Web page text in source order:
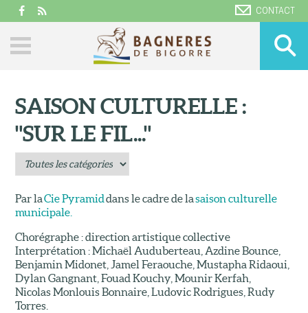
CONTACT
SAISON CULTURELLE :
"SUR LE FIL..."
Par laCie Pyramiddans le cadre de lasaison culturelle
municipale.
Chorégraphe : direction artistique collective
Interprétation : Michaël Auduberteau, Azdine Bounce,
Benjamin Midonet, Jamel Feraouche, Mustapha Ridaoui,
Dylan Gangnant, Fouad Kouchy, Mounir Kerfah,
Nicolas Monlouis Bonnaire, Ludovic Rodrigues, Rudy
Torres.